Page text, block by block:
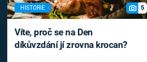
HISTORIE 5
Víte, proč se na Den
díkůvzdání jí zrovna krocan?